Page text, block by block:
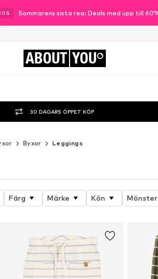
S Sommarens sista rea: Deals med upp till
ABOUT YOU
30 DAGARS ÖPPET KÖP
Byxor Leggings
Färg Märke Kön Mönster